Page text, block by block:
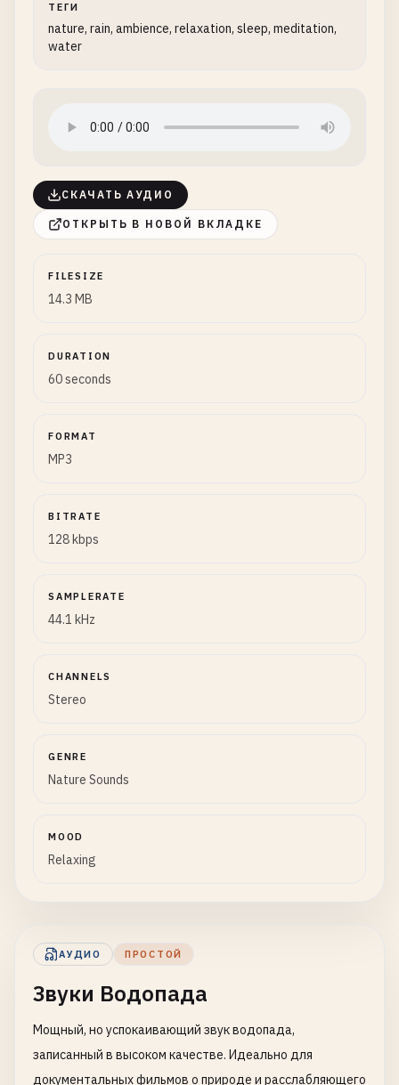
ТЕГИ
nature, rain, ambience, relaxation, sleep, meditation,
water
СКАЧАТЬ АУДИО
ОТКРЫТЬ В НОВОЙ ВКЛАДКЕ
FILESIZE
14.3 MB
DURATION
60 seconds
FORMAT
MP3
BITRATE
128 kbps
SAMPLERATE
44.1 kHz
CHANNELS
Stereo
GENRE
Nature Sounds
MOOD
Relaxing
АУДИО ПРОСТОЙ
Звуки Водопада
Мощный, но успокаивающий звук водопада,
записанный в высоком качестве. Идеально для
документальных фильмов о природе и расслабляющего